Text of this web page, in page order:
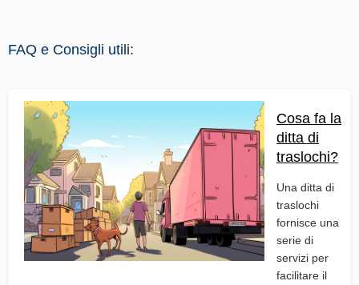
FAQ e Consigli utili:
Cosa fa la
ditta di
traslochi?
Una ditta di
traslochi
fornisce una
serie di
servizi per
facilitare il